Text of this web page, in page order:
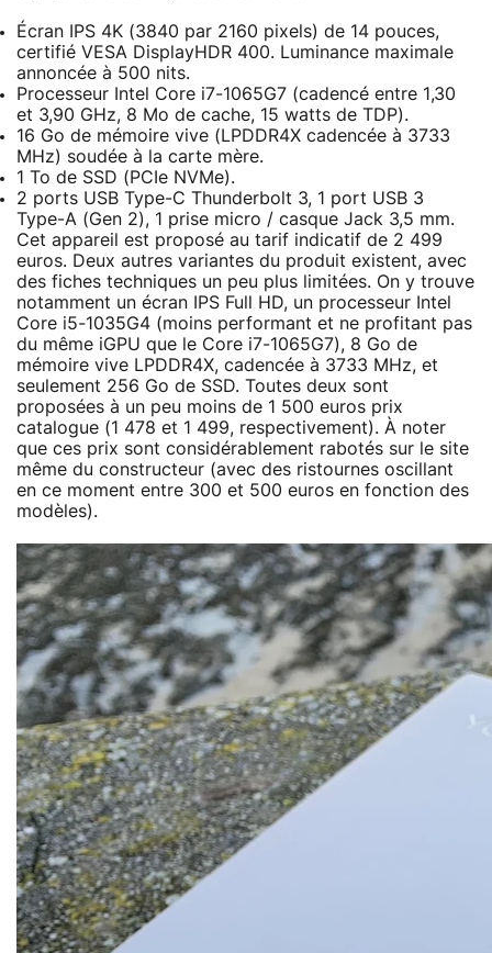
Écran IPS 4K (3840 par 2160 pixels) de 14 pouces,
certifié VESA DisplayHDR 400. Luminance maximale
annoncée à 500 nits.
Processeur Intel Core i7-1065G7 (cadencé entre 1,30
et 3,90 GHz, 8 Mo de cache, 15 watts de TDP).
16 Go de mémoire vive (LPDDR4X cadencée à 3733
MHz) soudée à la carte mère.
1 To de SSD (PCIe NVMe).
2 ports USB Type-C Thunderbolt 3, 1 port USB 3
Type-A (Gen 2), 1 prise micro / casque Jack 3,5 mm.
Cet appareil est proposé au tarif indicatif de 2 499
euros. Deux autres variantes du produit existent, avec
des fiches techniques un peu plus limitées. On y trouve
notamment un écran IPS Full HD, un processeur Intel
Core i5-1035G4 (moins performant et ne profitant pas
du même iGPU que le Core i7-1065G7), 8 Go de
mémoire vive LPDDR4X, cadencée à 3733 MHz, et
seulement 256 Go de SSD. Toutes deux sont
proposées à un peu moins de 1 500 euros prix
catalogue (1 478 et 1 499, respectivement). À noter
que ces prix sont considérablement rabotés sur le site
même du constructeur (avec des ristournes oscillant
en ce moment entre 300 et 500 euros en fonction des
modèles).